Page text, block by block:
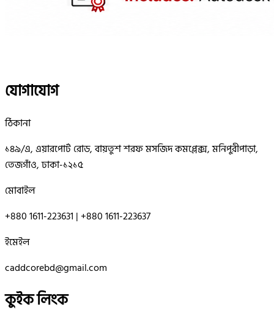
যোগাযোগ
ঠিকানা
১৪৯/এ, এয়ারপোর্ট রোড, বায়তুশ শরফ মসজিদ কমপ্লেক্স, মনিপুরীপাড়া,
তেজগাঁও, ঢাকা-১২১৫
মোবাইল
+880 1611-223631 | +880 1611-223637
ইমেইল
caddcorebd@gmail.com
কুইক লিংক